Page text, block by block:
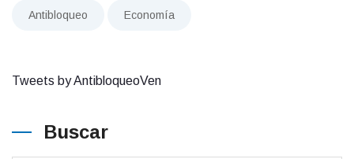
Antibloqueo Economía
Tweets by AntibloqueoVen
Buscar